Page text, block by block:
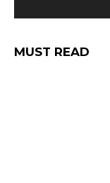
MUST READ